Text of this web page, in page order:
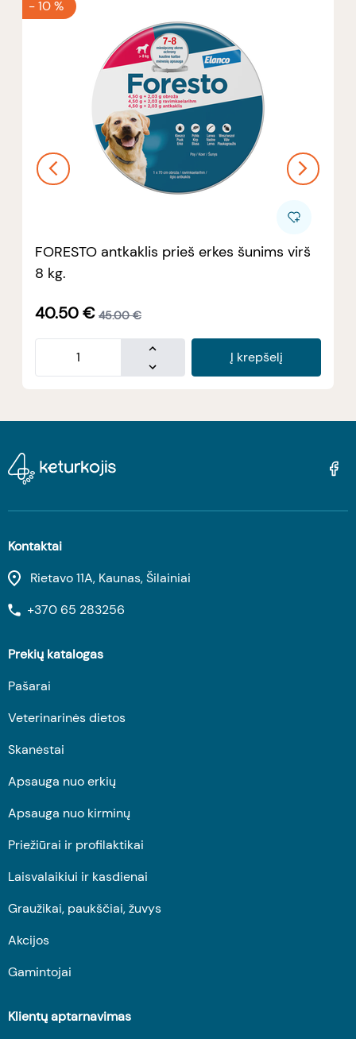
-10 %
FORESTO antkaklis prieš erkes šunims virš
8 kg.
40.50€ 45.00 €
Į krepšelį
Kontaktai
Rietavo 11A, Kaunas, Šilainiai
+370 65 283256
Prekių katalogas
Pašarai
Veterinarinės dietos
Skanėstai
Apsauga nuo erkių
Apsauga nuo kirminų
Priežiūrai ir profilaktikai
Laisvalaikiui ir kasdienai
Graužikai, paukščiai, žuvys
Akcijos
Gamintojai
Klientų aptarnavimas